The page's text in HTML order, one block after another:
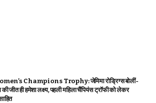
Champions Trophy: जेमिमा रोड्रिग्स बोलीं-
की जीत ही हमेशा लक्ष्य, पहली महिला चैंपियंस ट्रॉफी को लेकर